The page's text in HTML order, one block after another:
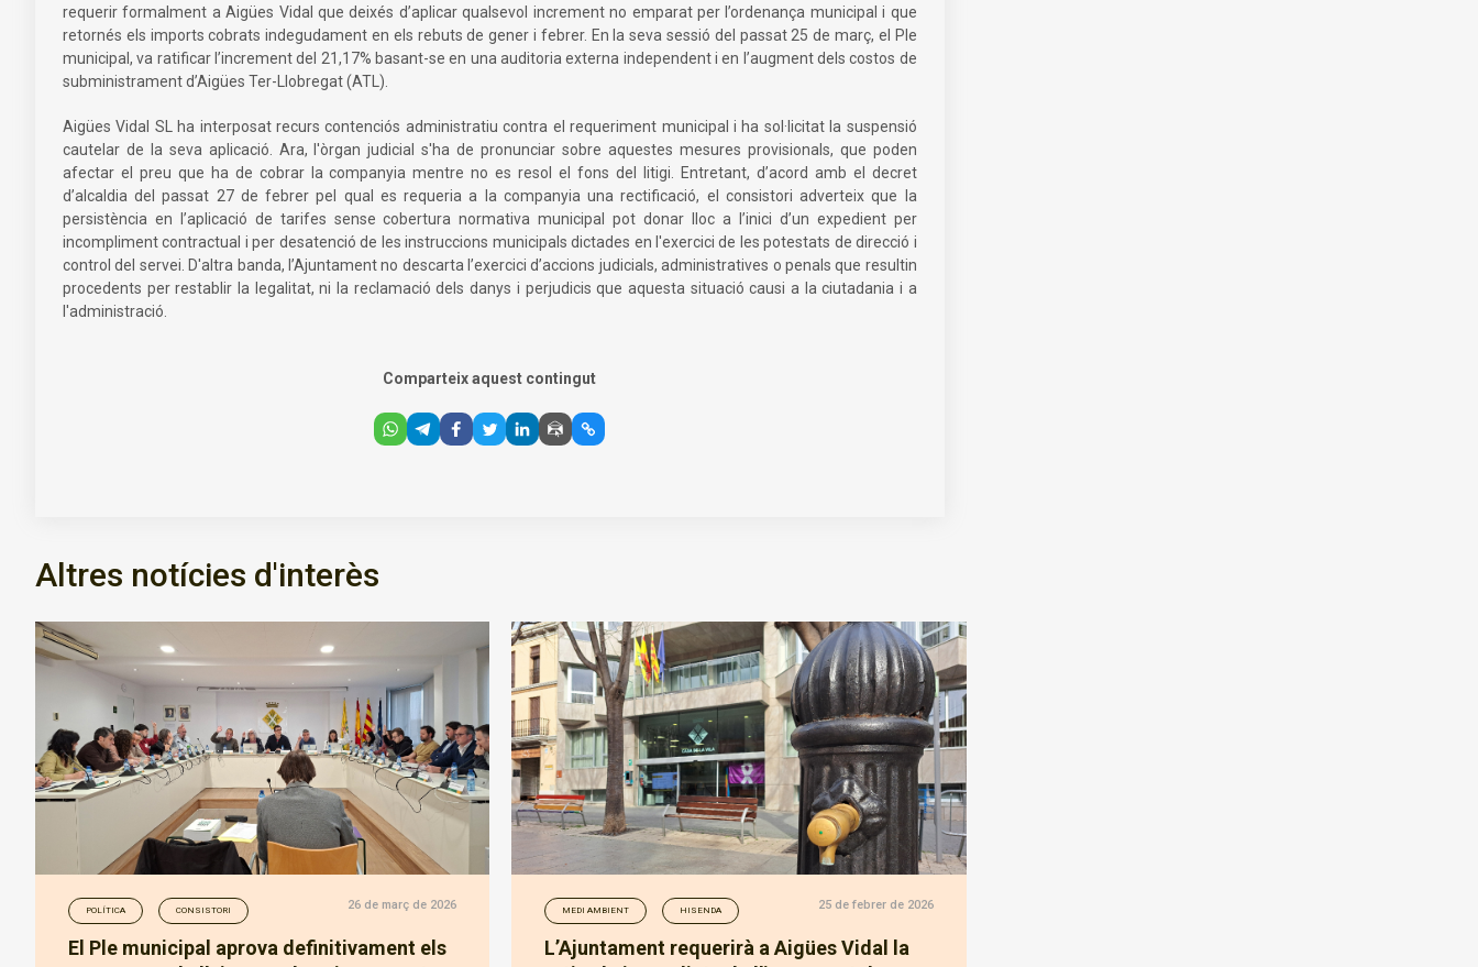
requerir formalment a Aigües Vidal que deixés d’aplicar qualsevol increment no emparat per l’ordenança municipal i que
retornés els imports cobrats indegudament en els rebuts de gener i febrer. En la seva sessió del passat 25 de març, el Ple
municipal, va ratificar l’increment del 21,17% basant-se en una auditoria externa independent i en l’augment dels costos de
subministrament d’Aigües Ter-Llobregat (ATL).
Aigües Vidal SL ha interposat recurs contenciós administratiu contra el requeriment municipal i ha sol·licitat la suspensió
cautelar de la seva aplicació. Ara, l'òrgan judicial s'ha de pronunciar sobre aquestes mesures provisionals, que poden
afectar el preu que ha de cobrar la companyia mentre no es resol el fons del litigi. Entretant, d’acord amb el decret
d’alcaldia del passat 27 de febrer pel qual es requeria a la companyia una rectificació, el consistori adverteix que la
persistència en l’aplicació de tarifes sense cobertura normativa municipal pot donar lloc a l’inici d’un expedient per
incompliment contractual i per desatenció de les instruccions municipals dictades en l'exercici de les potestats de direcció i
control del servei. D'altra banda, l’Ajuntament no descarta l’exercici d’accions judicials, administratives o penals que resultin
procedents per restablir la legalitat, ni la reclamació dels danys i perjudicis que aquesta situació causi a la ciutadania i a
l'administració.
Comparteix aquest contingut
Altres notícies d'interès
POLÍTICA CONSISTORI 26 de març de 2026
El Ple municipal aprova definitivament els
MEDI AMBIENT HISENDA 25 de febrer de 2026
L’Ajuntament requerirà a Aigües Vidal la